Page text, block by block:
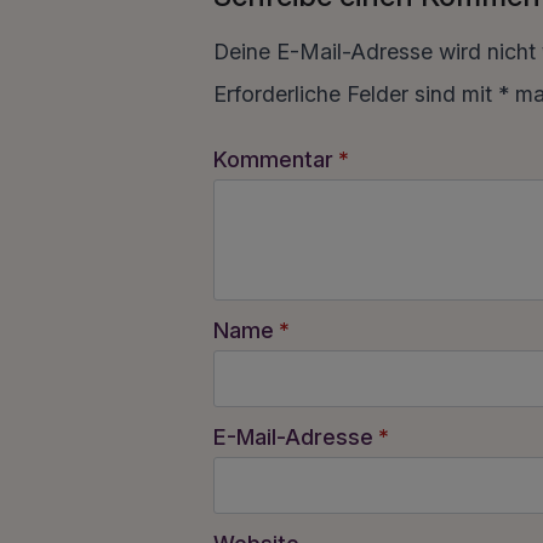
Deine E-Mail-Adresse wird
Erforderliche Felder sind mit *
Kommentar *
Name *
E-Mail-Adresse *